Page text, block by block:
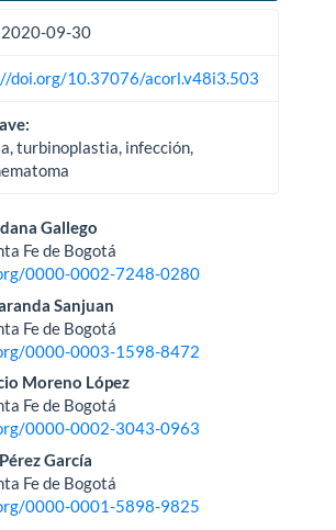
2020-09-30
doi.org/10.37076/acorl.v48i3.503
turbinoplastia, infección,
Gallego
Fe de Bogotá
0000-0002-7248-0280
Sanjuan
Fe de Bogotá
0000-0003-1598-8472
Moreno López
Fe de Bogotá
0000-0002-3043-0963
García
Fe de Bogotá
0000-0001-5898-9825